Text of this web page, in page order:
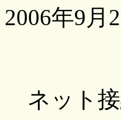
2006年9月
ネット接